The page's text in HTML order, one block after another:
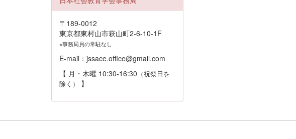
〒189-0012
東京都東村山市萩山町2-6-10-1F
※事務局員の常駐なし
E-mail：jssace.office@gmail.com
【 月・木曜 10:30-16:30 （祝祭日を
除く）
】